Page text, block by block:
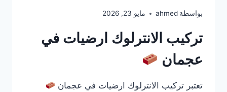
بواسطة ahmed مايو 23, 2026
تركيب الانترلوك ارضيات في
عجمان
تعتبر تركيب الانترلوك ارضيات في عجمان